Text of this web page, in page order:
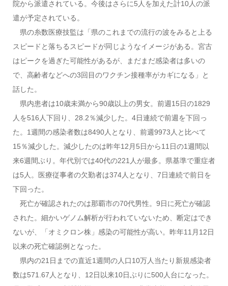
院から派遣されている。今後はさらに5人を加えた計10人の派
遣が予定されている。
県の糸数医療技監は「県のこれまでの流行の波をみると上る
スピードと落ちるスピードが同じようなイメージがある。宮古
はピークを過ぎた可能性があるが、まだまだ感染者は多いの
で、高齢者などへの3回目のワクチン接種率がカギになる」と
話した。
県内患者は10歳未満から90歳以上の男女。前週15日の1829
人を516人下回り、28.2％減少した。4日連続で前週を下回っ
た。1週間の感染者数は8490人となり、前週9973人と比べて
15％減少した。減少したのは昨年12月5日から11日の1週間以
来6週間ぶり。年代別では40代の221人が最多。県基準で重症者
は5人。医療従事者の欠勤者は374人となり、7日連続で前日を
下回った。
死亡が確認されたのは那覇市の70代男性。9日に死亡が確認
された。細かいゲノム解析が行われていないため、断定はでき
ないが、「オミクロン株」感染の可能性が高い。昨年11月12日
以来の死亡確認例となった。
県内の21日までの直近1週間の人口10万人当たり新規感染者
数は571.67人となり、12日以来10日ぶりに500人台になった。